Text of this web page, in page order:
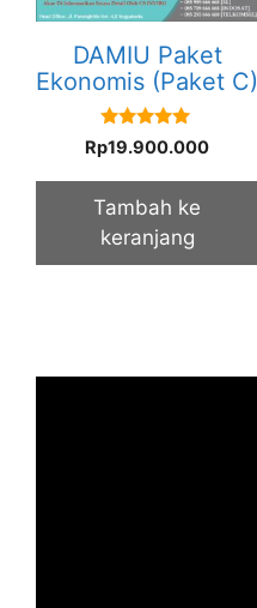
DAMIU Paket
Ekonomis (Paket C)
5.00
out of 5
Rp19.900.000
Tambah ke
keranjang